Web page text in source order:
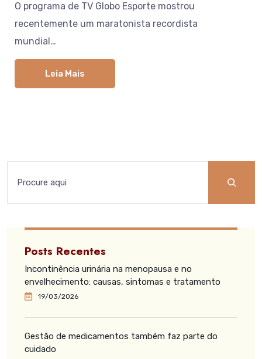
O programa de TV Globo Esporte mostrou
recentemente um maratonista recordista
mundial…
Leia Mais
Posts Recentes
Incontinência urinária na menopausa e no
envelhecimento: causas, sintomas e tratamento
19/03/2026
Gestão de medicamentos também faz parte do
cuidado